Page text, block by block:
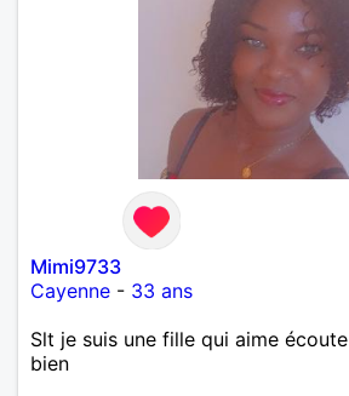
Mimi9733
Cayenne - 33 ans
Slt je suis une fille qui aime
bien